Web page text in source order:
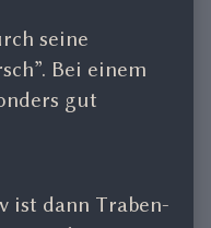
seine
Bei einem
gut
ist dann Traben-